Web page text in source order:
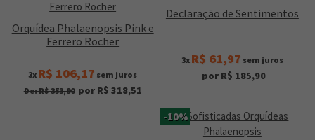
Orquídea Phalaenopsis Pink e
Ferrero Rocher
3x R$ 106,17 sem juros
De: R$ 353,90 por R$ 318,51
Declaração de Sentimentos
3x R$ 61,97 sem juros
por R$ 185,90
-10%